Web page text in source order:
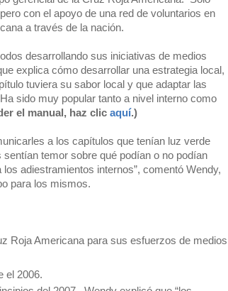
con el apoyo de una red de voluntarios en
a través de la nación.
desarrollando sus iniciativas de medios
explica cómo desarrollar una estrategia local,
tuviera su sabor local y que adaptar las
sido muy popular tanto a nivel interno como
el manual, haz clic aquí.)
a los capítulos que tenían luz verde
temor sobre qué podían o no podían
adiestramientos internos”, comentó Wendy,
para los mismos.
Roja Americana para sus esfuerzos de medios
el 2006.